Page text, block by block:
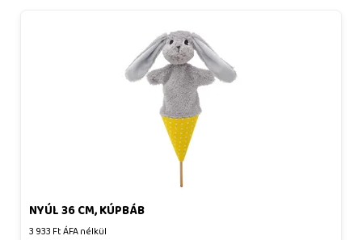
NYÚL 36 CM, KÚPBÁB
3 933 Ft ÁFA nélkül